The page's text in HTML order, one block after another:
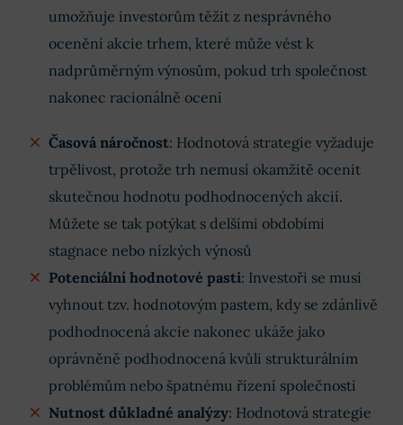
umožňuje investorům těžit z nesprávného
ocenění akcie trhem, které může vést k
nadprůměrným výnosům, pokud trh společnost
nakonec racionálně ocení
Časová náročnost: Hodnotová strategie vyžaduje
trpělivost, protože trh nemusí okamžitě ocenit
skutečnou hodnotu podhodnocených akcií.
Můžete se tak potýkat s delšími obdobími
stagnace nebo nízkých výnosů
Potenciální hodnotové pasti: Investoři se musí
vyhnout tzv. hodnotovým pastem, kdy se zdánlivě
podhodnocená akcie nakonec ukáže jako
oprávněně podhodnocená kvůli strukturálním
problémům nebo špatnému řízení společnosti
Nutnost důkladné analýzy: Hodnotová strategie